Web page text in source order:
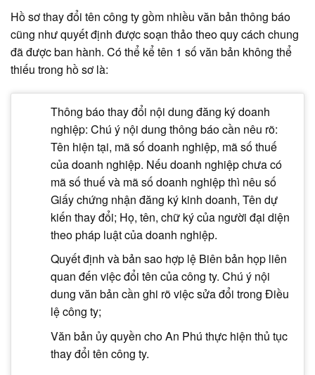
Hồ sơ thay đổi tên công ty gồm nhiều văn bản thông báo
cũng như quyết định được soạn thảo theo quy cách chung
đã được ban hành. Có thể kể tên 1 số văn bản không thể
thiếu trong hồ sơ là:
Thông báo thay đổi nội dung đăng ký doanh
nghiệp: Chú ý nội dung thông báo cần nêu rõ:
Tên hiện tại, mã số doanh nghiệp, mã số thuế
của doanh nghiệp. Nếu doanh nghiệp chưa có
mã số thuế và mã số doanh nghiệp thì nêu số
Giấy chứng nhận đăng ký kinh doanh, Tên dự
kiến thay đổi; Họ, tên, chữ ký của người đại diện
theo pháp luật của doanh nghiệp.
Quyết định và bản sao hợp lệ Biên bản họp liên
quan đến việc đổi tên của công ty. Chú ý nội
dung văn bản cần ghi rõ việc sửa đổi trong Điều
lệ công ty;
Văn bản ủy quyền cho An Phú thực hiện thủ tục
thay đổi tên công ty.